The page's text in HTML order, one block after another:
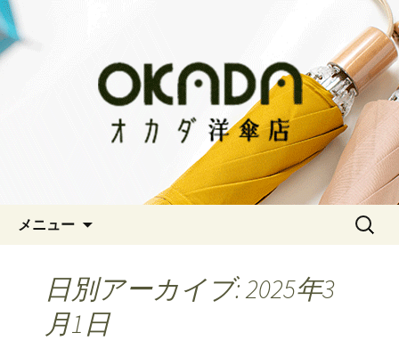
オカダ洋傘店
神戸三宮の老舗 オシャレな傘をお求
めならオカダ洋傘店
メニュー
検
日別アーカイブ: 2025年3
月1日